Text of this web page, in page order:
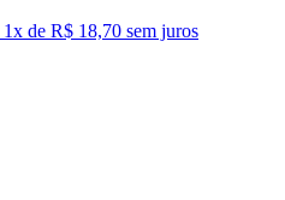
1x de R$ 18,70 sem juros